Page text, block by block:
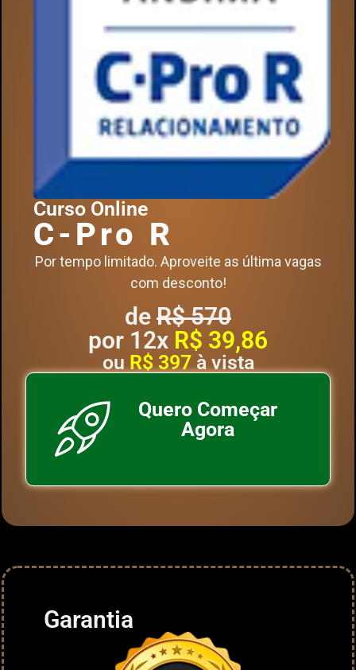
Curso Online
C-Pro R
Por tempo limitado. Aproveite as última vagas
com desconto!
de R$ 570
por 12x R$ 39,86
ou R$ 397 à vista
Quero Começar
Agora
Garantia